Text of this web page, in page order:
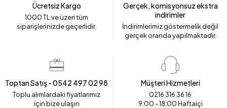
Ücretsiz Kargo
1000 TL ve üzeri tüm
siparişlerinizde geçerlidir.
Gerçek, komisyonsuz ekstra
indirimler
İndirimlerimiz göstermelik değil
gerçek oranda yapılmaktadır.
Toptan Satış - 0542 497 02 98
Toplu alımlardaki fiyatlarımız
için bize ulaşın
Müşteri Hizmetleri
0216 316 36 16
9:00 - 18:00 Haftaiçi